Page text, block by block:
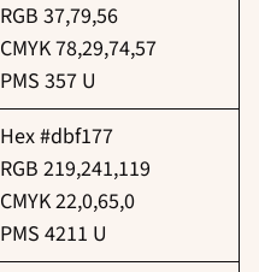
RGB 37,79,56
CMYK 78,29,74,57
PMS 357 U
Hex #dbf177
RGB 219,241,119
CMYK 22,0,65,0
PMS 4211 U